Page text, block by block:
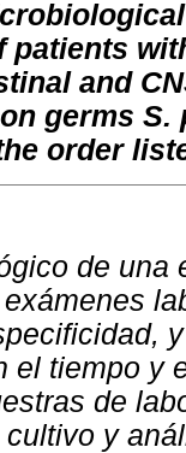
patients
and
germs S.
order
de una
el tiempo y
de
y